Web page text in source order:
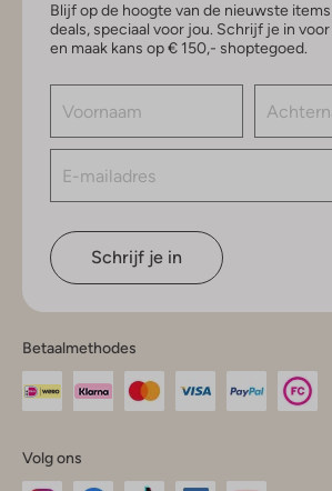
Blijf op de hoogte van de nieuwste
deals, speciaal voor jou. Schrijf je in
en maak kans op € 150,- shoptegoed.
Schrijf je in
Betaalmethodes
Volg ons